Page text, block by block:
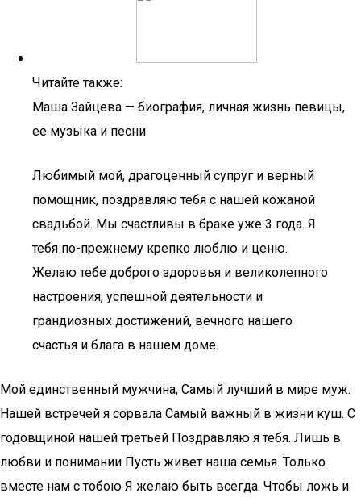
Читайте также:
Маша Зайцева — биография, личная жизнь певицы,
ее музыка и песни
Любимый мой, драгоценный супруг и верный
помощник, поздравляю тебя с нашей кожаной
свадьбой. Мы счастливы в браке уже 3 года. Я
тебя по-прежнему крепко люблю и ценю.
Желаю тебе доброго здоровья и великолепного
настроения, успешной деятельности и
грандиозных достижений, вечного нашего
счастья и блага в нашем доме.
Мой единственный мужчина, Самый лучший в мире муж.
Нашей встречей я сорвала Самый важный в жизни куш. С
годовщиной нашей третьей Поздравляю я тебя. Лишь в
любви и понимании Пусть живет наша семья. Только
вместе нам с тобою Я желаю быть всегда. Чтобы ложь и